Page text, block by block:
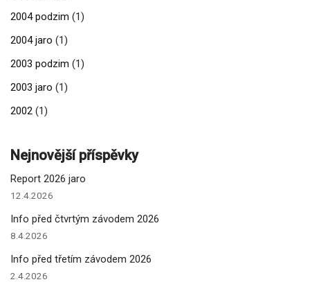
2004 podzim (1)
2004 jaro (1)
2003 podzim (1)
2003 jaro (1)
2002 (1)
Nejnovější příspěvky
Report 2026 jaro
12.4.2026
Info před čtvrtým závodem 2026
8.4.2026
Info před třetím závodem 2026
2.4.2026